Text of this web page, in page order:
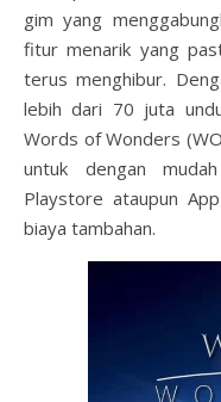
gim yang
fitur menarik yang
terus menghibur.
lebih dari 70 juta
Words of Wonders
untuk dengan
Playstore ataupun
biaya tambahan.